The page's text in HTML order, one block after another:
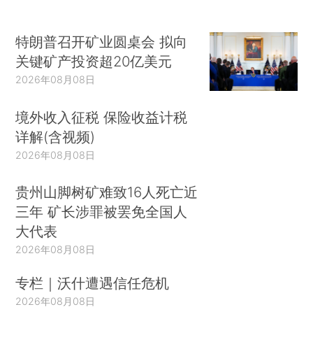
特朗普召开矿业圆桌会 拟向
关键矿产投资超20亿美元
2026年08月08日
境外收入征税 保险收益计税
详解(含视频)
2026年08月08日
贵州山脚树矿难致16人死亡近
三年 矿长涉罪被罢免全国人
大代表
2026年08月08日
专栏｜沃什遭遇信任危机
2026年08月08日